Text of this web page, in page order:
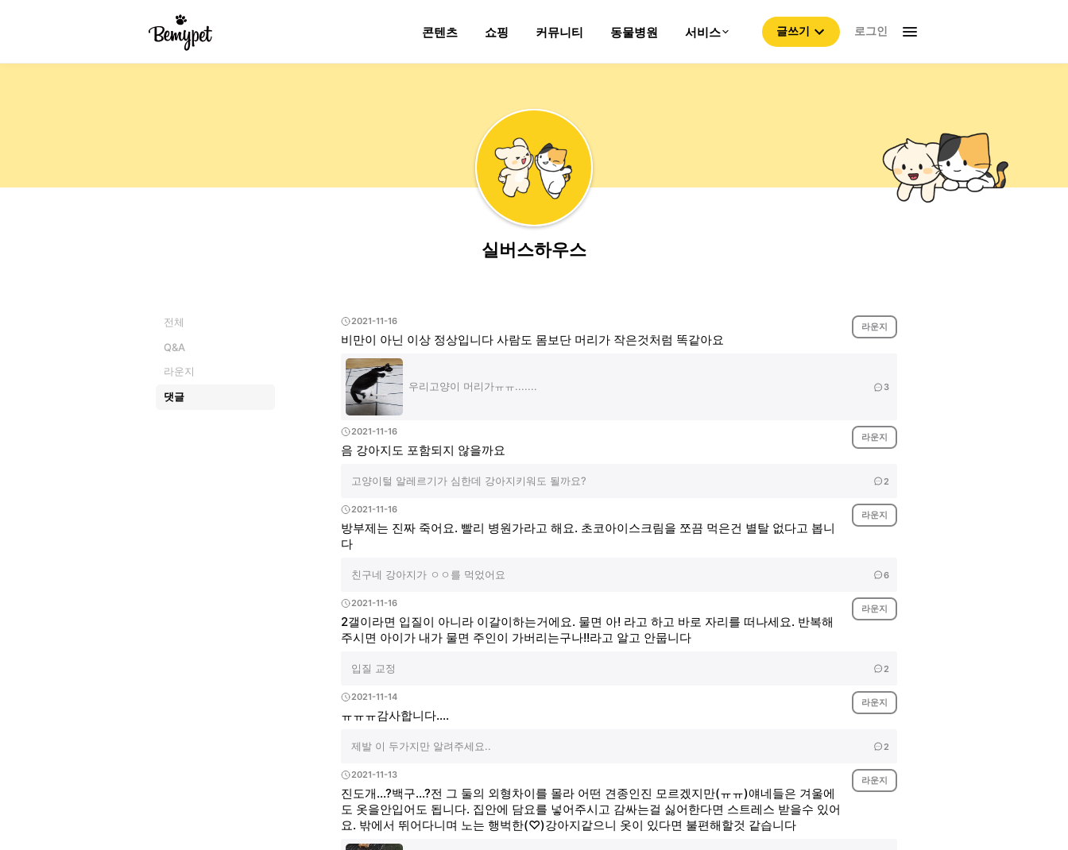
콘텐츠 쇼핑 커뮤니티 동물병원 서비스 글쓰기 로그인
실버스하우스
전체
Q&A
라운지
댓글
2021-11-16 라운지
비만이 아닌 이상 정상입니다 사람도 몸보단 머리가 작은것처럼 똑같아요
우리고양이 머리가ㅠㅠ....... 3
2021-11-16 라운지
음 강아지도 포함되지 않을까요
고양이털 알레르기가 심한데 강아지키워도 될까요? 2
2021-11-16 라운지
방부제는 진짜 죽어요. 빨리 병원가라고 해요. 초코아이스크림을 쪼끔 먹은건 별탈 없다고 봅니
다
친구네 강아지가 ㅇㅇ를 먹었어요 6
2021-11-16 라운지
2갤이라면 입질이 아니라 이갈이하는거에요. 물면 아! 라고 하고 바로 자리를 떠나세요. 반복해
주시면 아이가 내가 물면 주인이 가버리는구나!!라고 알고 안뭅니다
입질 교정 2
2021-11-14 라운지
ㅠㅠㅠ감사합니다....
제발 이 두가지만 알려주세요.. 2
2021-11-13 라운지
진도개...?백구...?전 그 둘의 외형차이를 몰라 어떤 견종인진 모르겠지만(ㅠㅠ)얘네들은 겨울에
도 옷을안입어도 됩니다. 집안에 담요를 넣어주시고 감싸는걸 싫어한다면 스트레스 받을수 있어
요. 밖에서 뛰어다니며 노는 행벅한(♡)강아지같으니 옷이 있다면 불편해할것 같습니다